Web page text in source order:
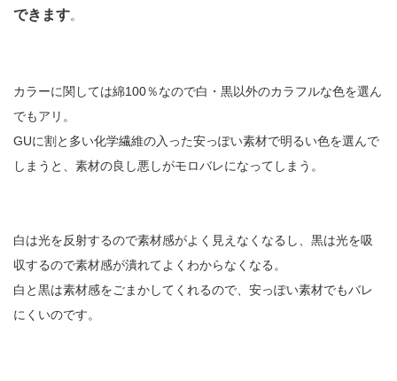
できます。
カラーに関しては綿100％なので白・黒以外のカラフルな色を選ん
でもアリ。
GUに割と多い化学繊維の入った安っぽい素材で明るい色を選んで
しまうと、素材の良し悪しがモロバレになってしまう。
白は光を反射するので素材感がよく見えなくなるし、黒は光を吸
収するので素材感が潰れてよくわからなくなる。
白と黒は素材感をごまかしてくれるので、安っぽい素材でもバレ
にくいのです。